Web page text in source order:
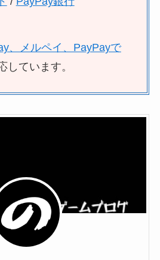
、メルペイ、PayPayで
しています。